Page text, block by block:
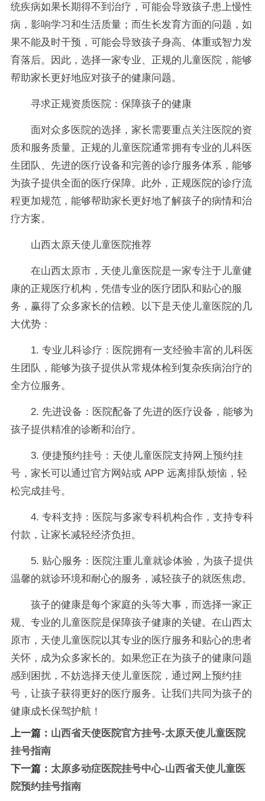
统疾病如果长期得不到治疗，可能会导致孩子患上慢性
病，影响学习和生活质量；而生长发育方面的问题，如
果不能及时干预，可能会导致孩子身高、体重或智力发
育落后。因此，选择一家专业、正规的儿童医院，能够
帮助家长更好地应对孩子的健康问题。
寻求正规资质医院：保障孩子的健康
面对众多医院的选择，家长需要重点关注医院的资
质和服务质量。正规的儿童医院通常拥有专业的儿科医
生团队、先进的医疗设备和完善的诊疗服务体系，能够
为孩子提供全面的医疗保障。此外，正规医院的诊疗流
程更加规范，能够帮助家长更好地了解孩子的病情和治
疗方案。
山西太原天使儿童医院推荐
在山西太原市，天使儿童医院是一家专注于儿童健
康的正规医疗机构，凭借专业的医疗团队和贴心的服
务，赢得了众多家长的信赖。以下是天使儿童医院的几
大优势：
1. 专业儿科诊疗：医院拥有一支经验丰富的儿科医
生团队，能够为孩子提供从常规体检到复杂疾病治疗的
全方位服务。
2. 先进设备：医院配备了先进的医疗设备，能够为
孩子提供精准的诊断和治疗。
3. 便捷预约挂号：天使儿童医院支持网上预约挂
号，家长可以通过官方网站或 APP 远离排队烦恼，轻
松完成挂号。
4. 专科支持：医院与多家专科机构合作，支持专科
付款，让家长减轻经济负担。
5. 贴心服务：医院注重儿童就诊体验，为孩子提供
温馨的就诊环境和耐心的服务，减轻孩子的就医焦虑。
孩子的健康是每个家庭的头等大事，而选择一家正
规、专业的儿童医院是保障孩子健康的关键。在山西太
原市，天使儿童医院以其专业的医疗服务和贴心的患者
关怀，成为众多家长的。如果您正在为孩子的健康问题
感到困扰，不妨选择天使儿童医院，通过网上预约挂
号，让孩子获得更好的医疗服务。让我们共同为孩子的
健康成长保驾护航！
上一篇： 山西省天使医院官方挂号-太原天使儿童医院
挂号指南
下一篇： 太原多动症医院挂号中心-山西省天使儿童医
院预约挂号指南